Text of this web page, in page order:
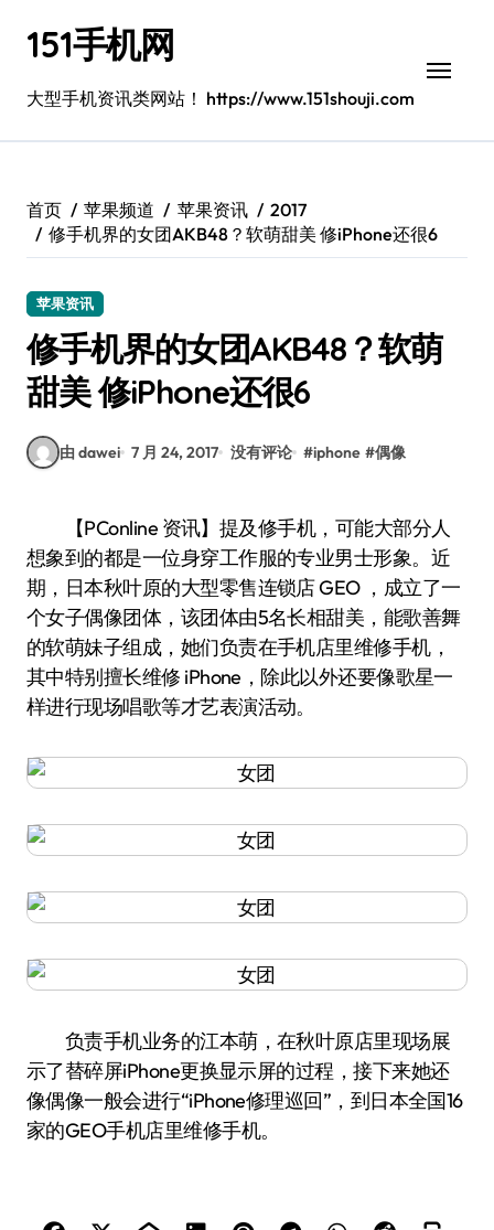
151手机网
大型手机资讯类网站！ https://www.151shouji.com
首页 苹果频道 苹果资讯
2017
修手机界的女团AKB48？软萌甜美 修iPhone还很6
苹果资讯
修手机界的女团AKB48？软萌
甜美 修iPhone还很6
由 dawei 7 月 24, 2017 没有评论 #iphone #偶像
【PConline 资讯】提及修手机，可能大部分人
想象到的都是一位身穿工作服的专业男士形象。近
期，日本秋叶原的大型零售连锁店 GEO ，成立了一
个女子偶像团体，该团体由5名长相甜美，能歌善舞
的软萌妹子组成，她们负责在手机店里维修手机，
其中特别擅长维修 iPhone，除此以外还要像歌星一
样进行现场唱歌等才艺表演活动。
负责手机业务的江本萌，在秋叶原店里现场展
示了替碎屏iPhone更换显示屏的过程，接下来她还
像偶像一般会进行“iPhone修理巡回”，到日本全国16
家的GEO手机店里维修手机。